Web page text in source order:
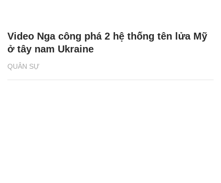
QUÂN SỰ
Video Nga công phá 2 hệ thống tên lửa Mỹ
ở tây nam Ukraine